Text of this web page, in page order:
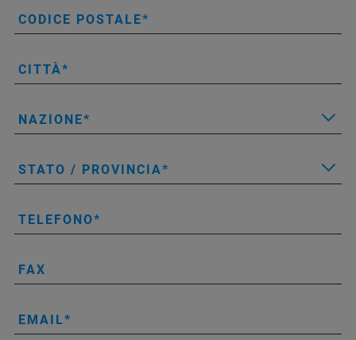
CODICE POSTALE
CITTÀ
NAZIONE
STATO / PROVINCIA
TELEFONO
FAX
EMAIL